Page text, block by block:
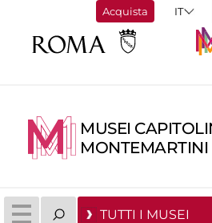
Acquista
MUSEI
MONTEMARTINI
TUTTI I MUSEI